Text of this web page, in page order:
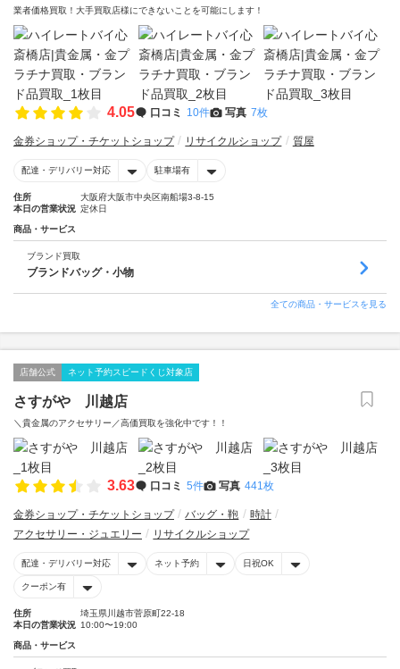
業者価格買取！大手買取店様にできないことを可能にします！
4.05 口コミ 10件 写真 7枚
金券ショップ・チケットショップ リサイクルショップ 質屋
配達・デリバリー対応 駐車場有
住所
大阪府大阪市中央区南船場3-8-15
本日の営業状況 定休日
商品・サービス
ブランド買取
ブランドバッグ・小物
全ての商品・サービスを見る
店舗公式 ネット予約スピードくじ対象店
さすがや 川越店
＼貴金属のアクセサリー／高価買取を強化中です！！
3.63 口コミ 5件 写真 441枚
金券ショップ・チケットショップ バッグ・鞄
時計
アクセサリー・ジュエリー
リサイクルショップ
配達・デリバリー対応 ネット予約 日祝OK
クーポン有
住所
埼玉県川越市菅原町22-18
本日の営業状況 10:00〜19:00
商品・サービス